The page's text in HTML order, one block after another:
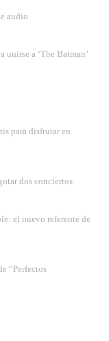
audio
a ‘The Batman’
para disfrutar en
dos conciertos
el nuevo referente de
“Perfectos